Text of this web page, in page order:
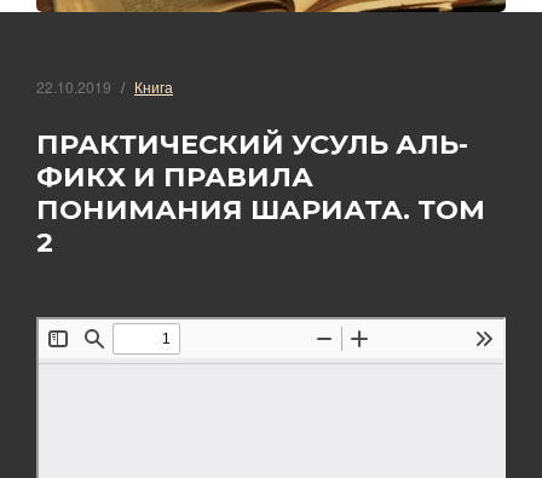
22.10.2019 Книга
ПРАКТИЧЕСКИЙ УСУЛЬ АЛЬ-
ФИКХ И ПРАВИЛА
ПОНИМАНИЯ ШАРИАТА. ТОМ
2